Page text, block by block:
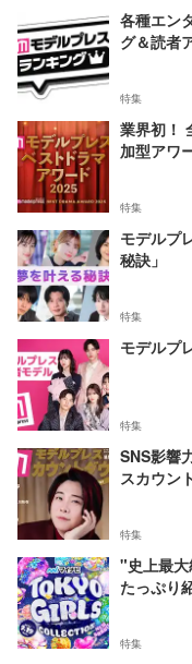
各種エン
グ＆読者
特集
業界初！
加型アワ
特集
モデルプ
秘訣」
特集
モデルプ
特集
SNS影響
スカウン
特集
"史上最
たっぷり
特集